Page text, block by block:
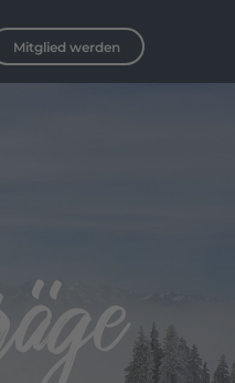
Mitglied werden